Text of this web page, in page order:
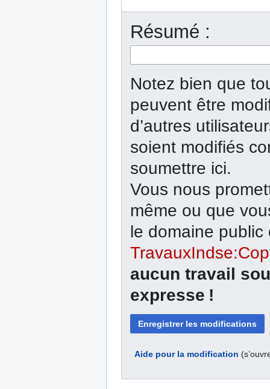
Résumé :
Notez bien que
peuvent être
d’autres
soient modifiés
soumettre ici.
Vous nous
même ou que
le domaine public
aucun travail
expresse !
Aide pour la modification